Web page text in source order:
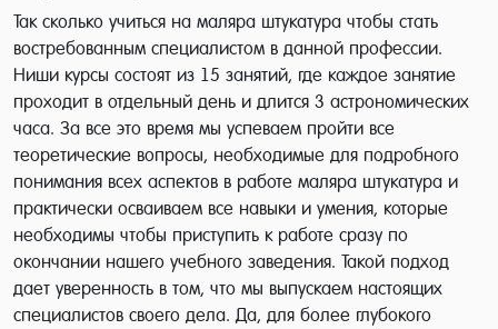
Так сколько учиться на маляра штукатура чтобы стать
востребованным специалистом в данной профессии.
Ниши курсы состоят из 15 занятий, где каждое занятие
проходит в отдельный день и длится 3 астрономических
часа. За все это время мы успеваем пройти все
теоретические вопросы, необходимые для подробного
понимания всех аспектов в работе маляра штукатура и
практически осваиваем все навыки и умения, которые
необходимы чтобы приступить к работе сразу по
окончании нашего учебного заведения. Такой подход
дает уверенность в том, что мы выпускаем настоящих
специалистов своего дела. Да, для более глубокого